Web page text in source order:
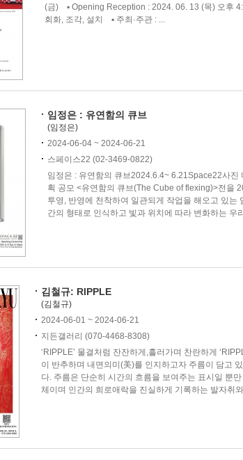
(금) ▪ Opening Reception : 2024. 06. 13 (목) 오
회화, 조각, 설치 ▪ 주최·주관 : ...
임정은 : 유연함의 큐브
(임정은)
2024-06-04 ~ 2024-06-21
스페이스22 (02-3469-0822)
임정은 : 유연함의 큐브2024.6.4~ 6.21Space22사진
획 공모 <유연함의 큐브(The Cube of flexing)>전을
투영, 반영에 천착하여 일관되게 작업을 해오고 있는
간의 형태로 인식하고 빛과 위치에 따라 변화하는 우
김철규: RIPPLE
(김철규)
2024-06-01 ~ 2024-06-21
지든갤러리 (070-4468-8308)
‘RIPPLE’ 물결처럼 잔잔하게,흘러가며 찬란하게
이 반추하며 내면의미(美)를 인지하고자 주름이 담고
다. 주름은 단순히 시간의 흐름을 보여주는 표시일 뿐
체이며 인간의 희로애락을 진실하게 기록하는 발자취